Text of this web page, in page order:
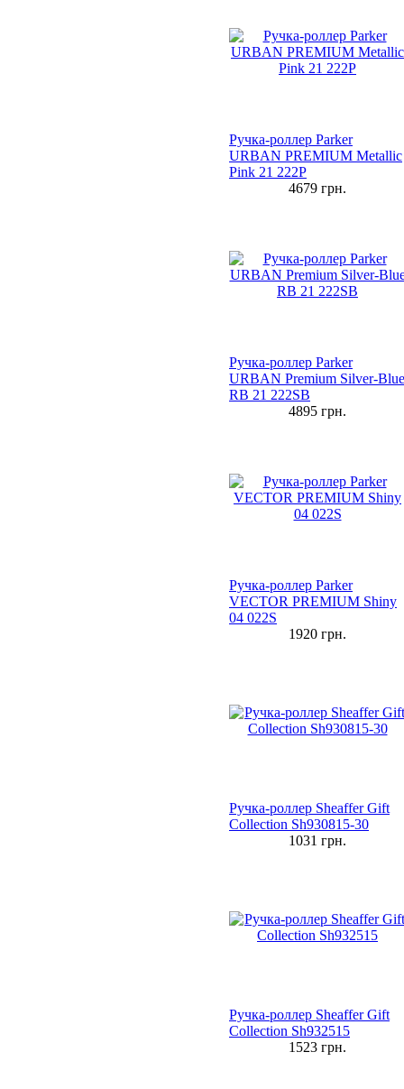
Ручка-роллер Parker
URBAN PREMIUM Metallic
Pink 21 222P
4679 грн.
Ручка-роллер Parker
URBAN Premium Silver-Blue
RB 21 222SB
4895 грн.
Ручка-роллер Parker
VECTOR PREMIUM Shiny
04 022S
1920 грн.
Ручка-роллер Sheaffer Gift
Collection Sh930815-30
1031 грн.
Ручка-роллер Sheaffer Gift
Collection Sh932515
1523 грн.